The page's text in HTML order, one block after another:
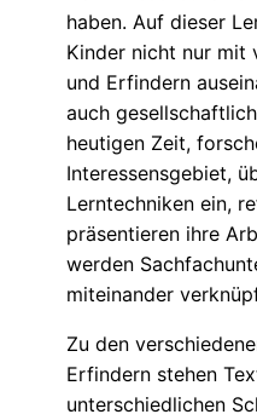
haben. Auf dieser
Kinder nicht nur mit
und Erfindern
auch
heutigen Zeit,
Interessensgebiet,
Lerntechniken ein,
präsentieren ihre
werden
miteinander
Zu den
Erfindern stehen
unterschiedlichen